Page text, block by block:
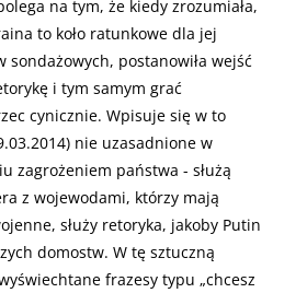
na tym, że kiedy zrozumiała,
to koło ratunkowe dla jej
sondażowych, postanowiła wejść
i tym samym grać
cynicznie. Wpisuje się w to
nie uzasadnione w
zagrożeniem państwa - służą
z wojewodami, którzy mają
służy retoryka, jakoby Putin
domostw. W tę sztuczną
frazesy typu „chcesz